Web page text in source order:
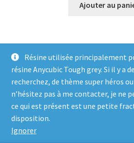
Résine utilisée principalement
résine Anycubic Tough grey. Si il y a
recherchez, de thème super héros
n’hésitez pas à me contacter, je ne
ce qui est présent est une petite
disposition.
Ignorer
Ajouter au
© Genosha Impact 2026
Built with WooCommerce